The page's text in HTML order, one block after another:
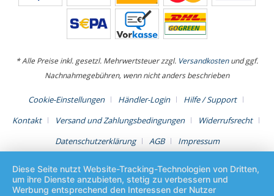
* Alle Preise inkl. gesetzl. Mehrwertsteuer zzgl. Versandkostenund ggf.
Nachnahmegebühren, wenn nicht anders beschrieben
Cookie-Einstellungen Händler-Login
Hilfe / Support
Kontakt
Versand und Zahlungsbedingungen
Widerrufsrecht
Datenschutzerklärung
AGB Impressum
Diese Seite nutzt Website-Tracking-Technologien von Dritten,
um ihre Dienste anzubieten, stetig zu verbessern und
Werbung entsprechend den Interessen der Nutzer